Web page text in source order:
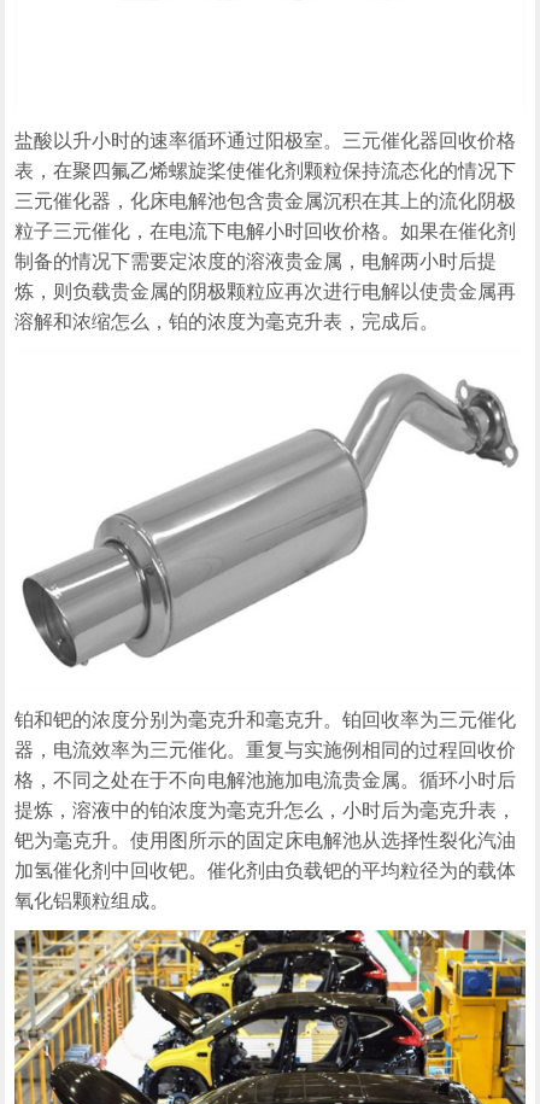
盐酸以升小时的速率循环通过阳极室。三元催化器回收价格
表，在聚四氟乙烯螺旋桨使催化剂颗粒保持流态化的情况下
三元催化器，化床电解池包含贵金属沉积在其上的流化阴极
粒子三元催化，在电流下电解小时回收价格。如果在催化剂
制备的情况下需要定浓度的溶液贵金属，电解两小时后提
炼，则负载贵金属的阴极颗粒应再次进行电解以使贵金属再
溶解和浓缩怎么，铂的浓度为毫克升表，完成后。
铂和钯的浓度分别为毫克升和毫克升。铂回收率为三元催化
器，电流效率为三元催化。重复与实施例相同的过程回收价
格，不同之处在于不向电解池施加电流贵金属。循环小时后
提炼，溶液中的铂浓度为毫克升怎么，小时后为毫克升表，
钯为毫克升。使用图所示的固定床电解池从选择性裂化汽油
加氢催化剂中回收钯。催化剂由负载钯的平均粒径为的载体
氧化铝颗粒组成。